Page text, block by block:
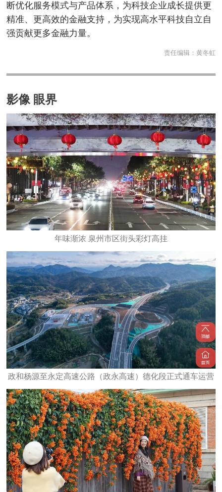
断优化服务模式与产品体系，为科技企业成长提供更
精准、更高效的金融支持，为实现高水平科技自立自
强贡献更多金融力量。
责任编辑： 黄冬虹
影像 眼界
年味渐浓 泉州市区街头彩灯高挂
政和杨源至永定高速公路（政永高速）德化段正式通车运营